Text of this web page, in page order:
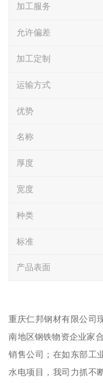
加工服务
允许偏差
加工定制
运输方式
优势
名称
厚度
宽度
种类
标准
产品表面
重庆仁邦钢材有限公司
南地区钢铁物资企业家
销售公司；在如东部工
水电项目，我司力抓不